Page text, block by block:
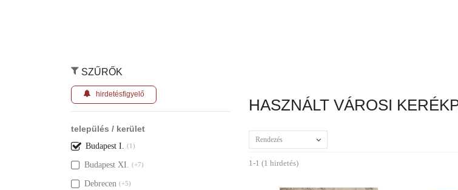
SZŰRŐK
hirdetésfigyelő
település / kerület
Budapest I. (1)
Budapest XI. (+7)
Debrecen (+5)
HASZNÁLT VÁROSI
Rendezés
1-1 (1 hirdetés)